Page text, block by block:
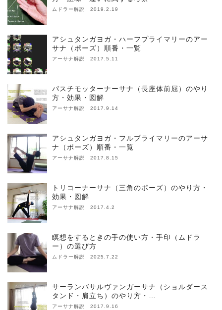
ムドラー解説 2019.2.19
アシュタンガヨガ・ハーフプライマリーのアー
サナ（ポーズ）順番・一覧
アーサナ解説 2017.5.11
パスチモッターナーサナ（長座体前屈）のやり
方・効果・図解
アーサナ解説 2017.9.14
アシュタンガヨガ・フルプライマリーのアーサ
ナ（ポーズ）順番・一覧
アーサナ解説 2017.8.15
トリコーナーサナ（三角のポーズ）のやり方・
効果・図解
アーサナ解説 2017.4.2
瞑想をするときの手の使い方・手印（ムドラ
ー）の選び方
ムドラー解説 2025.7.22
サーランバサルヴァンガーサナ（ショルダース
タンド・肩立ち）のやり方・…
アーサナ解説 2017.9.16